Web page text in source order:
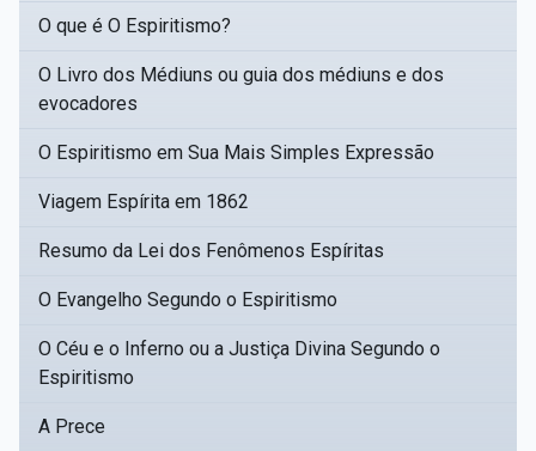
O que é O Espiritismo?
O Livro dos Médiuns ou guia dos médiuns e dos
evocadores
O Espiritismo em Sua Mais Simples Expressão
Viagem Espírita em 1862
Resumo da Lei dos Fenômenos Espíritas
O Evangelho Segundo o Espiritismo
O Céu e o Inferno ou a Justiça Divina Segundo o
Espiritismo
A Prece